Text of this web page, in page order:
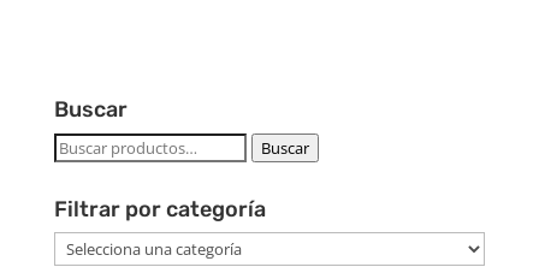
Buscar
Buscar
Buscar
Filtrar por categoría